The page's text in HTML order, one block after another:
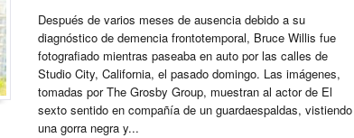
Después de varios meses de ausencia debido a su
diagnóstico de demencia frontotemporal, Bruce Willis fue
fotografiado mientras paseaba en auto por las calles de
Studio City, California, el pasado domingo. Las imágenes,
tomadas por The Grosby Group, muestran al actor de El
sexto sentido en compañía de un guardaespaldas, vistiendo
una gorra negra y...